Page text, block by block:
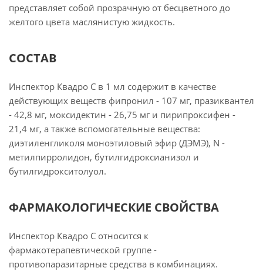
представляет собой прозрачную от бесцветного до
желтого цвета маслянистую жидкость.
СОСТАВ
Инспектор Квадро С в 1 мл содержит в качестве
действующих веществ фипронил - 107 мг, празиквантел
- 42,8 мг, моксидектин - 26,75 мг и пирипроксифен -
21,4 мг, а также вспомогательные вещества:
диэтиленгликоля моноэтиловый эфир (ДЭМЭ), N -
метилпирролидон, бутилгидроксианизол и
бутилгидрокситолуол.
ФАРМАКОЛОГИЧЕСКИЕ СВОЙСТВА
Инспектор Квадро С относится к
фармакотерапевтической группе -
противопаразитарные средства в комбинациях.